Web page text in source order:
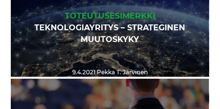
TOTEUTUSESIMERKKI
TEKNOLOGIAYRITYS – STRATEGINEN
MUUTOSKYKY
9.4.2021Pekka T. Järvinen